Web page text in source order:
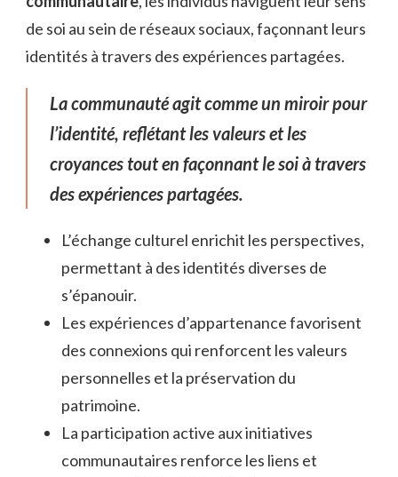
de soi au sein de réseaux sociaux, façonnant leurs
identités à travers des expériences partagées.
La communauté agit comme un miroir pour
l’identité, reflétant les valeurs et les
croyances tout en façonnant le soi à travers
des expériences partagées.
L’échange culturel enrichit les perspectives,
permettant à des identités diverses de
s’épanouir.
Les expériences d’appartenance favorisent
des connexions qui renforcent les valeurs
personnelles et la préservation du
patrimoine.
La participation active aux initiatives
communautaires renforce les liens et